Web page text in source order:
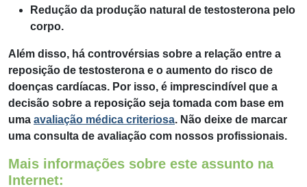
Redução da produção natural de testosterona pelo
corpo.
Além disso, há controvérsias sobre a relação entre a
reposição de testosterona e o aumento do risco de
doenças cardíacas. Por isso, é imprescindível que a
decisão sobre a reposição seja tomada com base em
uma avaliação médica criteriosa. Não deixe de marcar
uma consulta de avaliação com nossos profissionais.
Mais informações sobre este assunto na
Internet: